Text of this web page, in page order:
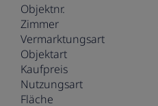
Objektnr.
Zimmer
Vermarktungsart
Objektart
Kaufpreis
Nutzungsart
Fläche